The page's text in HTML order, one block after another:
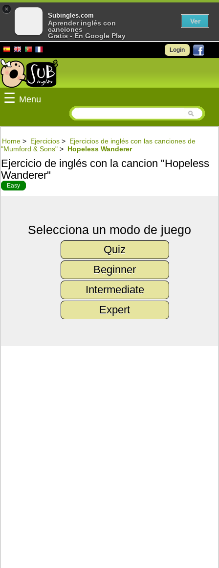
Login
☰ Menu
Home > Ejercicios > Ejercicios de inglés con las canciones de
"Mumford & Sons" > Hopeless Wanderer
Ejercicio de inglés con la cancion "Hopeless
Wanderer"
Easy
Selecciona un modo de juego
Quiz
Beginner
Intermediate
Expert
×
Subingles.com
Aprender inglés con
canciones
Gratis - En Google Play
Ver